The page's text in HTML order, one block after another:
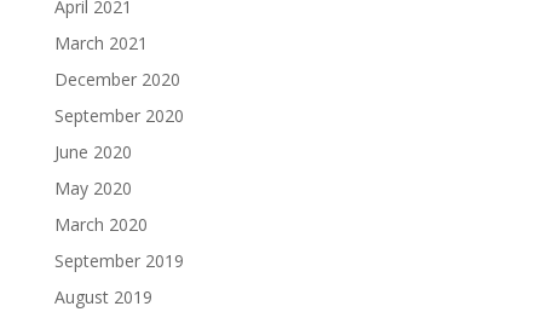
April 2021
March 2021
December 2020
September 2020
June 2020
May 2020
March 2020
September 2019
August 2019